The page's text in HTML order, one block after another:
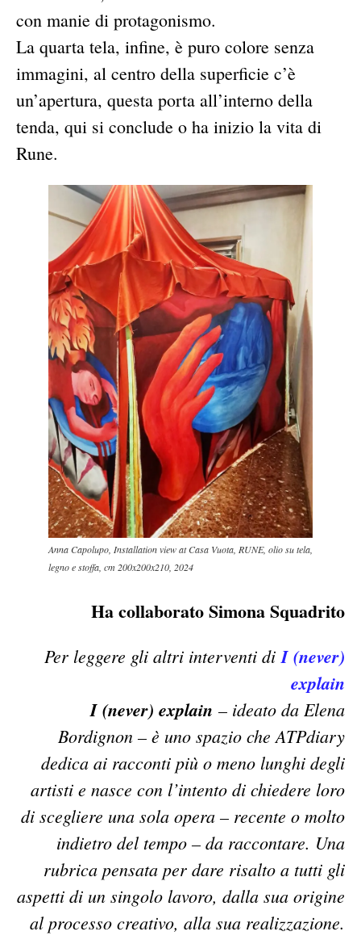
con manie di protagonismo.
La quarta tela, infine, è puro colore senza
immagini, al centro della superficie c’è
un’apertura, questa porta all’interno della
tenda, qui si conclude o ha inizio la vita di
Rune.
Anna Capolupo, Installation view at Casa Vuota, RUNE, olio su tela,
legno e stoffa, cm 200x200x210, 2024
Ha collaborato Simona Squadrito
Per leggere gli altri interventi diI (never)
explain
I (never) explain – ideato da Elena
Bordignon – è uno spazio che ATPdiary
dedica ai racconti più o meno lunghi degli
artisti e nasce con l’intento di chiedere loro
di scegliere una sola opera – recente o molto
indietro del tempo – da raccontare. Una
rubrica pensata per dare risalto a tutti gli
aspetti di un singolo lavoro, dalla sua origine
al processo creativo, alla sua realizzazione.